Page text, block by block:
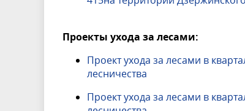
Проекты ухода за лесами:
Проект ухода за лесами в
лесничества
Проект ухода за лесами в